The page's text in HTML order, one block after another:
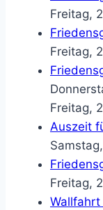
Freitag,
Freitag,
Freitag,
Auszeit
Freitag,